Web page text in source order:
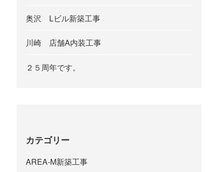
奥沢 Lビル新築工事
川崎 店舗A内装工事
２５周年です。
カテゴリー
AREA-M新築工事